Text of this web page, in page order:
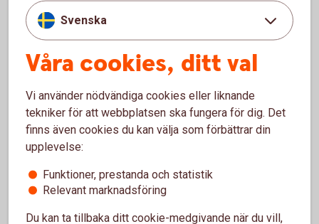
Folksam Ömsesidig Sakförsäkring AB
106 60 Stockholm
Försäkringar där Folksam ömsesidig
sakförsäkring är försäkringsgivare
För att se detta innehåll behöver du först
godkänna cookies för Funktioner, prestanda
Svenska
Våra cookies, ditt val
Vi använder nödvändiga cookies eller liknande
tekniker för att webbplatsen ska fungera för dig. Det
finns även cookies du kan välja som förbättrar din
upplevelse:
Funktioner, prestanda och statistik
Relevant marknadsföring
Du kan ta tillbaka ditt cookie-medgivande när du vill,